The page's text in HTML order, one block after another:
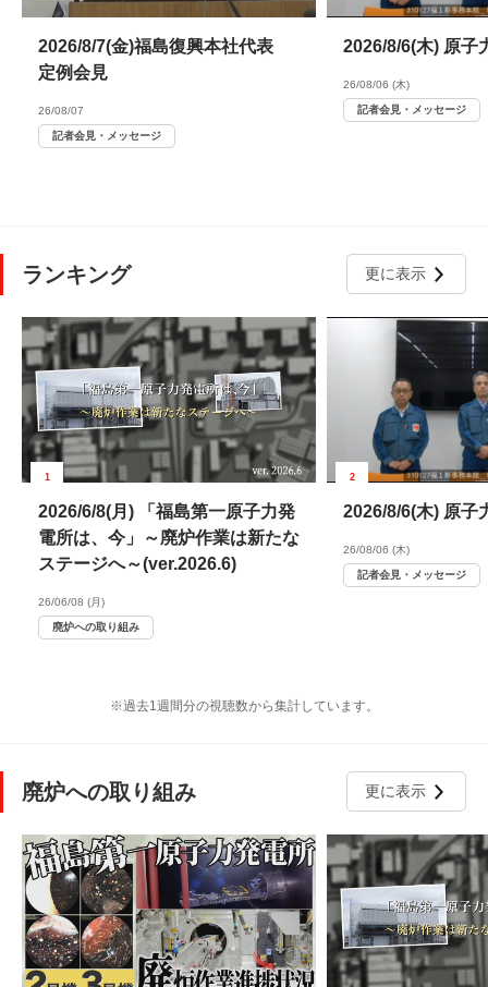
2026/8/7(金)福島復興本社代表
定例会見
26/08/07
記者会見・メッセージ
2026/8/6(木) 原子
26/08/06 (木)
記者会見・メッセージ
ランキング 更に表示
1
2026/6/8(月) 「福島第一原子力発
電所は、今」～廃炉作業は新たな
ステージへ～(ver.2026.6)
26/06/08 (月)
廃炉への取り組み
2
2026/8/6(木) 原子
26/08/06 (木)
記者会見・メッセージ
※過去1週間分の視聴数から集計しています。
廃炉への取り組み 更に表示